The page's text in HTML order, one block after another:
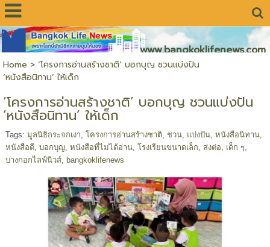
www.bangkoklifenews.com
Home > ‘โครงการอ่านสร้างชาติ’ บอกบุญ ชวนแบ่งปัน
‘หนังสือนิทาน’ ให้เด็ก
‘โครงการอ่านสร้างชาติ’ บอกบุญ ชวนแบ่งปัน
‘หนังสือนิทาน’ ให้เด็ก
Tags: มูลนิธิกระจกเงา โครงการอ่านสร้างชาติ, ชวน, แบ่งปัน, หนังสือนิทาน,
หนังสือดี, บอกบุญ, หนังสือที่ไม่ได้อ่าน, โรงเรียนขนาดเล็ก ส่งต่อ เด็ก ๆ
บางกอกไลฟ์นิวส์, bangkoklifenews